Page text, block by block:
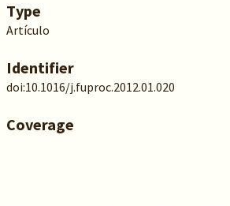
Type
Artículo
Identifier
doi:10.1016/j.fuproc.2012.01.020
Coverage